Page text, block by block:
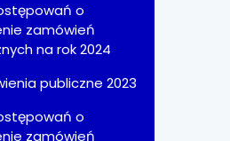
o
zamówień
na rok 2024
publiczne 2023
o
zamówień